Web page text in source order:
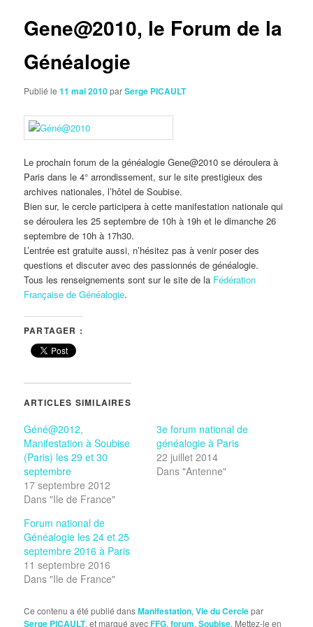
Gene@2010, le Forum de la
Généalogie
Publié le11 mai 2010parSerge PICAULT
Le prochain forum de la généalogie Gene@2010 se déroulera à
Paris dans le 4° arrondissement, sur le site prestigieux des
archives nationales, l’hôtel de Soubise.
Bien sur, le cercle participera à cette manifestation nationale qui
se déroulera les 25 septembre de 10h à 19h et le dimanche 26
septembre de 10h à 17h30.
L’entrée est gratuite aussi, n’hésitez pas à venir poser des
questions et discuter avec des passionnés de généalogie.
Tous les renseignements sont sur le site de la Fédération
Française de Généalogie.
PARTAGER :
ARTICLES SIMILAIRES
Géné@2012,
Manifestation à Soubise
(Paris) les 29 et 30
septembre
17 septembre 2012
Dans "Ile de France"
3e forum national de
généalogie à Paris
22 juillet 2014
Dans "Antenne"
Forum national de
Généalogie les 24 et 25
septembre 2016 à Paris
11 septembre 2016
Dans "Ile de France"
Ce contenu a été publié dansManifestation,Vie du Cerclepar
Serge PICAULT, et marqué avecFFG,forum,Soubise. Mettez-le en